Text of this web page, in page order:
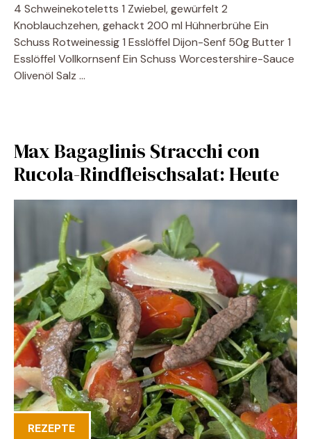
4 Schweinekoteletts 1 Zwiebel, gewürfelt 2
Knoblauchzehen, gehackt 200 ml Hühnerbrühe Ein
Schuss Rotweinessig 1 Esslöffel Dijon-Senf 50g Butter 1
Esslöffel Vollkornsenf Ein Schuss Worcestershire-Sauce
Olivenöl Salz …
Max Bagaglinis Stracchi con
Rucola-Rindfleischsalat: Heute
REZEPTE